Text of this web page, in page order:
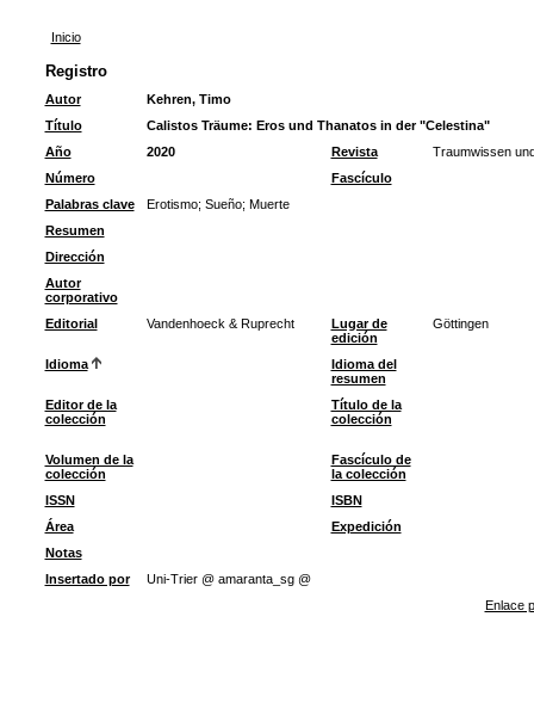
Inicio
Registro
Autor
Kehren, Timo
Título
Calistos Träume: Eros und Thanatos in der "Celestina"
Año
2020 Revista
Traumwissen
Número
Fascículo
Palabras clave
Erotismo; Sueño; Muerte
Resumen
Dirección
Autor
corporativo
Editorial
Vandenhoeck & Ruprecht
Lugar de
edición
Göttingen
Idioma
Idioma del
resumen
Editor de la
colección
Título de la
colección
Volumen de la
colección
Fascículo de
la colección
ISSN
ISBN
Área
Expedición
Notas
Insertado por
Uni-Trier @ amaranta_sg @
Enlace